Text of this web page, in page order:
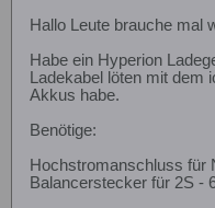
Hallo Leute brauche mal
Habe ein Hyperion
Ladekabel löten mit
Akkus habe.
Benötige:
Hochstromanschluss für
Balancerstecker für 2S -